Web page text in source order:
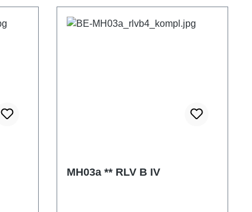
MH03a ** RLV B IV